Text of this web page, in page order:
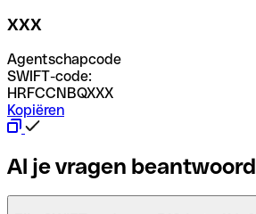
XXX
Agentschapcode
SWIFT-code:
HRFCCNBQXXX
Kopiëren
Al je vragen beantwoord